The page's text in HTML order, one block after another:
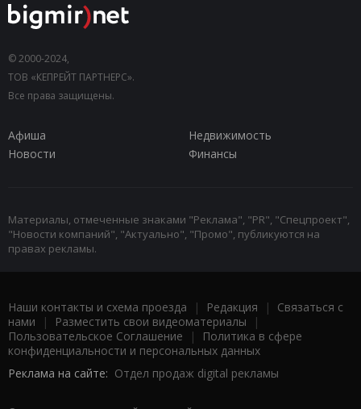
© 2000-2024,
ТОВ «КЕПРЕЙТ ПАРТНЕРС».
Все права защищены.
Афиша
Недвижимость
Новости
Финансы
Материалы, отмеченные знаками "Реклама", "PR", "Спецпроект",
"Новости компаний", "Актуально", "Промо", публикуются на
правах рекламы.
Наши контакты и схема проезда | Редакция | Связаться с
нами | Разместить свои видеоматериалы |
Пользовательское Соглашение |
Политика в сфере
конфиденциальности и персональных данных
Реклама на сайте: Отдел продаж digital рекламы